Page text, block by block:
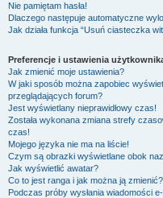
Nie pamiętam hasła!
Dlaczego następuje automatyczne
Jak działa funkcja “Usuń ciasteczka
Preferencje i ustawienia
Jak zmienić moje ustawienia?
W jaki sposób można zapobiec
przeglądających forum?
Jest wyświetlany nieprawidłowy czas!
Została wykonana zmiana strefy
czas!
Mojego języka nie ma na liście!
Czym są obrazki wyświetlane obok
Jak wyświetlić awatar?
Co to jest ranga i jak można ją zmienić?
Podczas próby wysłania wiadomości